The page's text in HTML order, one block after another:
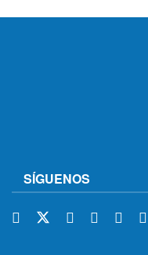
SÍGUENOS